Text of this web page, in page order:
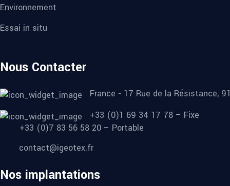
Environnement
Essai in situ
Nous Contacter
France - 17 Rue de la Résistance,
+33 (0)1 69 34 17 78 – Fixe
+33 (0)7 83 56 58 20 – Portable
contact@igeotex.fr
Nos implantations